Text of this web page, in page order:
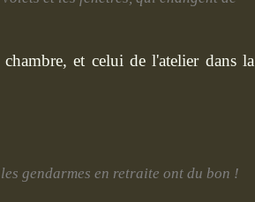
et celui de l'atelier dans la
gendarmes en retraite ont du bon !